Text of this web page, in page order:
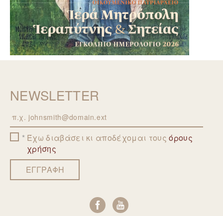
NEWSLETTER
Email Έχω διαβάσει κι αποδέχομαι τουςόρους
χρήσης
ΕΓΓΡΑΦΗ